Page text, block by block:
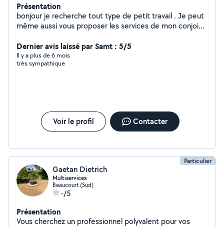
Présentation
bonjour je recherche tout type de petit travail . Je peut
même aussi vous proposer les services de mon conjoint
peinture etc ) n hesiter pas a me contacter pour plus de
renseignement . A bientôt
Dernier avis laissé par Samt : 5/5
Il y a plus de 6 mois
très sympathique
Voir le profil Contacter
Particulier
Gaetan Dietrich
Multiservices
Beaucourt (Sud)
-/5
Présentation
Vous cherchez un professionnel polyvalent pour vos